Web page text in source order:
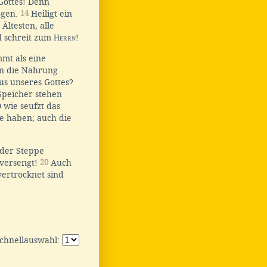
14Heiligt ein
alle
schreit zum Herrn!
als eine
die Nahrung
unseres Gottes?
stehen
wie seufzt das
haben; auch die
Steppe
20 Auch
sind